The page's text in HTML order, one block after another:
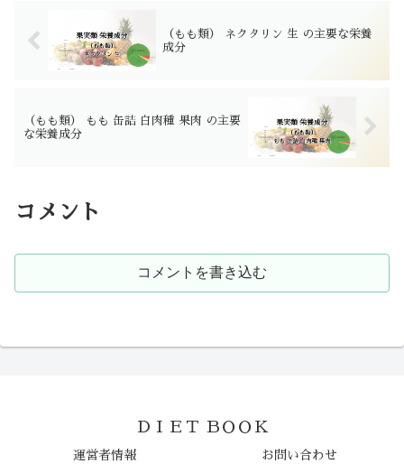
（もも類） ネクタリン 生 の主要な栄養
成分
（もも類） もも 缶詰 白肉種 果肉 の主要
な栄養成分
コメント
コメントを書き込む
ＤＩＥＴ ＢＯＯＫ
運営者情報 お問い合わせ